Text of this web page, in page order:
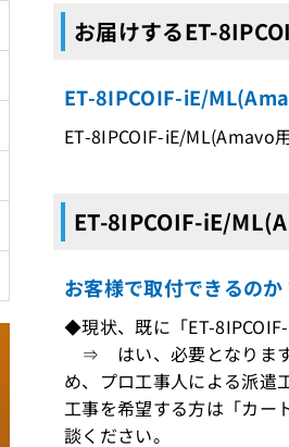
お届けするET-
ET-8IPCOIF-iE/
ET-8IPCOIF-iE/
ET-8IPCOIF-iE/
お客様で取付できるの
◆現状、既に「ET-
⇒ はい、必要となります
め、プロ工事人による派遣
工事を希望する方は「カー
談ください。